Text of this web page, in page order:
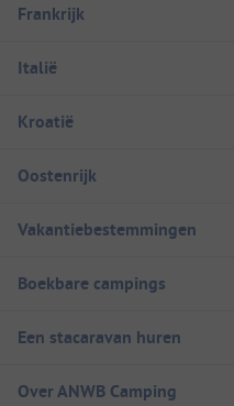
Frankrijk
Italië
Kroatië
Oostenrijk
Vakantiebestemmingen
Boekbare campings
Een stacaravan huren
Over ANWB Camping